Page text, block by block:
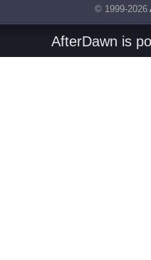
© 1999-2026
AfterDawn is